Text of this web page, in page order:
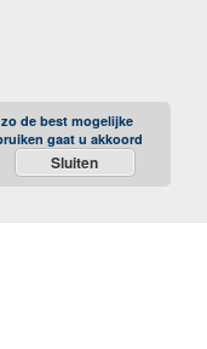
de best mogelijke
gaat u akkoord
Sluiten